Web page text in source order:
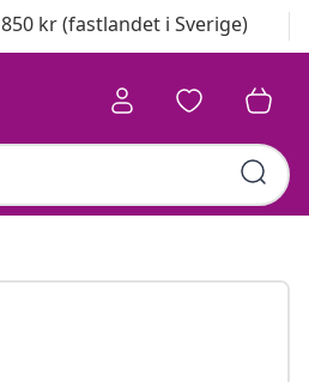
kr (fastlandet i Sverige)